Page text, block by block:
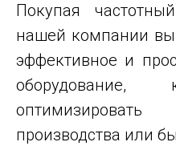
Покупая
нашей компании вы
эффективное и
оборудование,
производства или